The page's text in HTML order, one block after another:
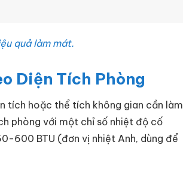
quả làm mát.
Diện Tích Phòng
tích hoặc thể tích không gian cần làm
phòng với một chỉ số nhiệt độ cố
600 BTU (đơn vị nhiệt Anh, dùng để